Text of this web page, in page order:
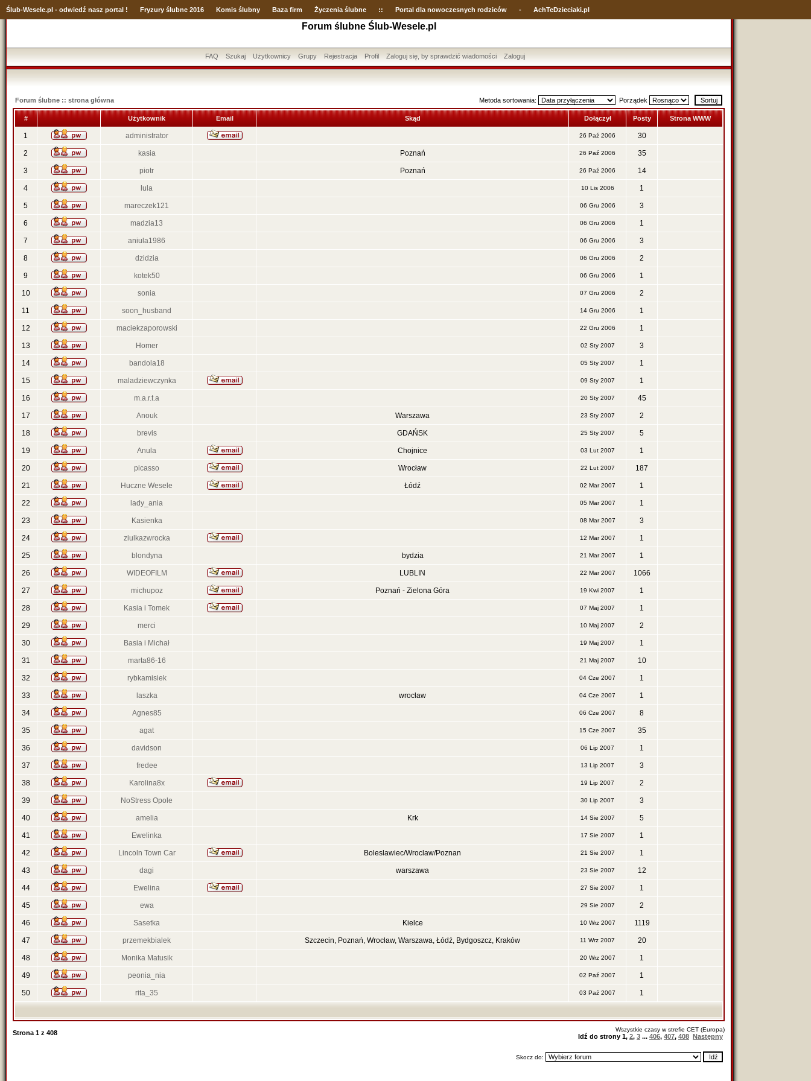
Ślub-Wesele.pl - odwiedź nasz portal ! Fryzury ślubne 2016 Komis ślubny Baza firm Życzenia ślubne :: Portal dla nowoczesnych rodziców - AchTeDzieciaki.pl
Forum ślubne Ślub-Wesele.pl
FAQ Szukaj Użytkownicy Grupy Rejestracja Profil Zaloguj się, by sprawdzić wiadomości Zaloguj
Forum ślubne :: strona główna Metoda sortowania: Porządek
# Użytkownik Email Skąd Dołączył Posty Strona WWW
1 administrator 26 Paź 2006 30
2 kasia Poznań 26 Paź 2006 35
3 piotr Poznań 26 Paź 2006 14
4 lula 10 Lis 2006 1
5 mareczek121 06 Gru 2006 3
6 madzia13 06 Gru 2006 1
7 aniula1986 06 Gru 2006 3
8 dzidzia 06 Gru 2006 2
9 kotek50 06 Gru 2006 1
10 sonia 07 Gru 2006 2
11 soon_husband 14 Gru 2006 1
12 maciekzaporowski 22 Gru 2006 1
13 Homer 02 Sty 2007 3
14 bandola18 05 Sty 2007 1
15 maladziewczynka 09 Sty 2007 1
16 m.a.r.t.a 20 Sty 2007 45
17 Anouk Warszawa 23 Sty 2007 2
18 brevis GDAŃSK 25 Sty 2007 5
19 Anula Chojnice 03 Lut 2007 1
20 picasso Wrocław 22 Lut 2007 187
21 Huczne Wesele Łódź 02 Mar 2007 1
22 lady_ania 05 Mar 2007 1
23 Kasienka 08 Mar 2007 3
24 ziulkazwrocka 12 Mar 2007 1
25 blondyna bydzia 21 Mar 2007 1
26 WIDEOFILM LUBLIN 22 Mar 2007 1066
27 michupoz Poznań - Zielona Góra 19 Kwi 2007 1
28 Kasia i Tomek 07 Maj 2007 1
29 merci 10 Maj 2007 2
30 Basia i Michał 19 Maj 2007 1
31 marta86-16 21 Maj 2007 10
32 rybkamisiek 04 Cze 2007 1
33 laszka wrocław 04 Cze 2007 1
34 Agnes85 06 Cze 2007 8
35 agat 15 Cze 2007 35
36 davidson 06 Lip 2007 1
37 fredee 13 Lip 2007 3
38 Karolina8x 19 Lip 2007 2
39 NoStress Opole 30 Lip 2007 3
40 amelia Krk 14 Sie 2007 5
41 Ewelinka 17 Sie 2007 1
42 Lincoln Town Car Boleslawiec/Wroclaw/Poznan 21 Sie 2007 1
43 dagi warszawa 23 Sie 2007 12
44 Ewelina 27 Sie 2007 1
45 ewa 29 Sie 2007 2
46 Sasetka Kielce 10 Wrz 2007 1119
47 przemekbialek Szczecin, Poznań, Wrocław, Warszawa, Łódź, Bydgoszcz, Kraków 11 Wrz 2007 20
48 Monika Matusik 20 Wrz 2007 1
49 peonia_nia 02 Paź 2007 1
50 rita_35 03 Paź 2007 1
Strona 1 z 408 Wszystkie czasy w strefie CET (Europa)
Idź do strony 1, 2, 3 ... 406, 407, 408 Następny
Skocz do: